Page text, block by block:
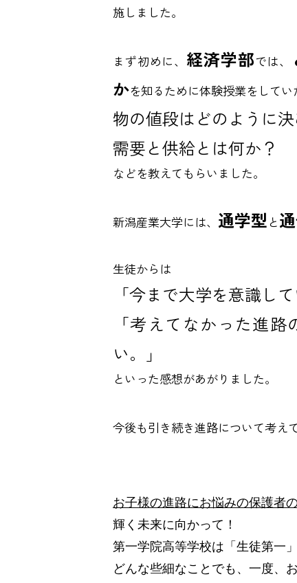
施しました。
まず初めに、 経済学部では、
かを知るために体験授業をしてい
物の値段はどのように
需要と供給とは何か？
などを教えてもらいました。
新潟産業大学には、 通学型 と
生徒からは
「今まで大学を意識し
「考えてなかった進
い。」
といった感想があがりました。
今後も引き続き進路について考え
お子様の進路にお悩みの保護者
輝く未来に向かって！
第一学院高等学校は「生徒第一」
どんな些細なことでも、一度、